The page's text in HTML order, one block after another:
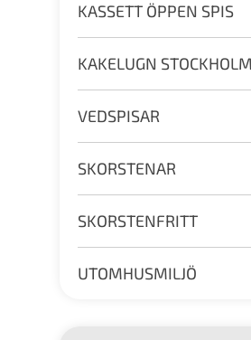
KASSETT ÖPPEN SPIS
KAKELUGN STOCKHOLM
VEDSPISAR
SKORSTENAR
SKORSTENFRITT
UTOMHUSMILJÖ